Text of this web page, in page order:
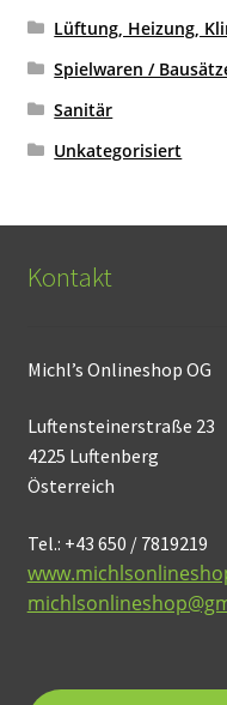
Lüftung, Heizung,
Spielwaren /
Sanitär
Unkategorisiert
Kontakt
Michl’s Onlineshop OG
Luftensteinerstraße 23
4225 Luftenberg
Österreich
Tel.: +43 650 / 7819219